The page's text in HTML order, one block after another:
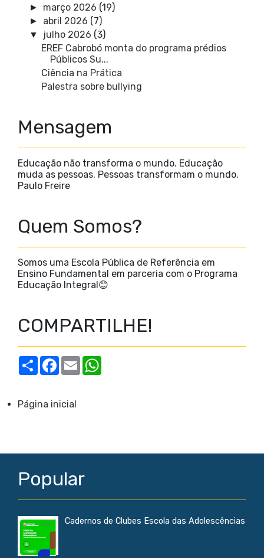
► março 2026 (19)
► abril 2026 (7)
▼ julho 2026 (3)
EREF Cabrobó monta do programa prédios
Públicos Su...
Ciência na Prática
Palestra sobre bullying
Mensagem
Educação não transforma o mundo. Educação
muda as pessoas. Pessoas transformam o mundo.
Paulo Freire
Quem Somos?
Somos uma Escola Pública de Referência em
Ensino Fundamental em parceria com o Programa
Educação Integral😊
COMPARTILHE!
S
h
F
b
o
E
m
Página inicial
Popular
Cadernos de Clubes Escola das Adolescências